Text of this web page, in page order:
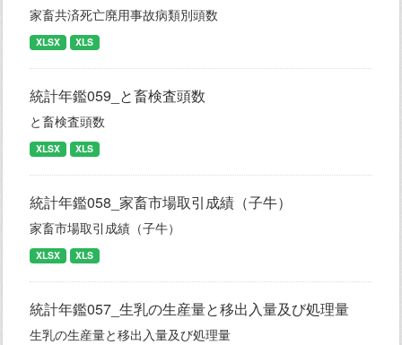
家畜共済死亡廃用事故病類別頭数
XLSX XLS
統計年鑑059_と畜検査頭数
と畜検査頭数
XLSX XLS
統計年鑑058_家畜市場取引成績（子牛）
家畜市場取引成績（子牛）
XLSX XLS
統計年鑑057_生乳の生産量と移出入量及び処理量
生乳の生産量と移出入量及び処理量